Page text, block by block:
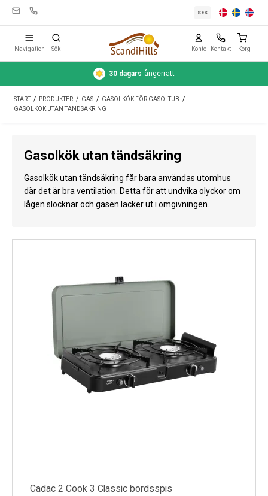
Tält
Rengöring & skötsel
Reseutrustning
Bil & släp
Väderstationer
Reservdelar
SEK
Navigation Sök Konto Kontakt Korg
30 dagars ångerrätt
START / PRODUKTER / GAS / GASOLKÖK FÖR GASOLTUB /
GASOLKÖK UTAN TÄNDSÄKRING
Gasolkök utan tändsäkring
Gasolkök utan tändsäkring får bara användas utomhus
där det är bra ventilation. Detta för att undvika olyckor om
lågen slocknar och gasen läcker ut i omgivningen.
Cadac 2 Cook 3 Classic bordsspis